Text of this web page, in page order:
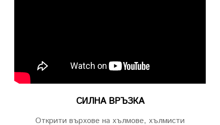
СИЛНА ВРЪЗКА
Открити върхове на хълмове, хълмисти